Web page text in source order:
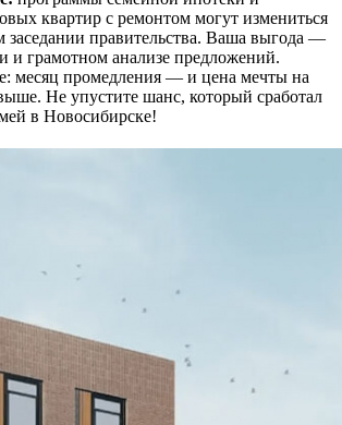
квартир с ремонтом могут измениться
правительства. Ваша выгода —
и грамотном анализе предложений.
месяц промедления — и цена мечты на
Не упустите шанс, который сработал
в Новосибирске!